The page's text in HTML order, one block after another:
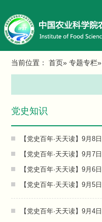
当前位置：首页»专题专栏»
党史知识
【党史百年·天天读】9月8日
【党史百年·天天读】9月7日
【党史百年·天天读】9月6日
【党史百年·天天读】9月5日
【党史百年·天天读】9月4日